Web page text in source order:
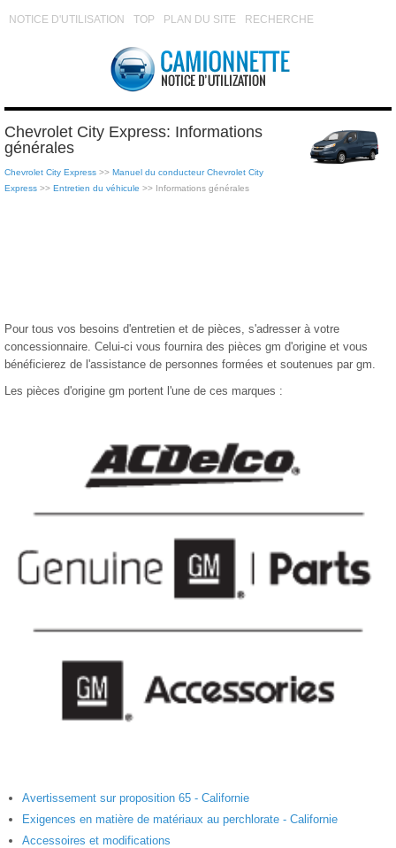
NOTICE D'UTILISATION TOP PLAN DU SITE RECHERCHE
Chevrolet City Express: Informations
générales
Chevrolet City Express >> Manuel du conducteur Chevrolet City
Express >> Entretien du véhicule >> Informations générales
Pour tous vos besoins d'entretien et de pièces, s'adresser à votre
concessionnaire. Celui-ci vous fournira des pièces gm d'origine et vous
bénéficierez de l'assistance de personnes formées et soutenues par gm.
Les pièces d'origine gm portent l'une de ces marques :
Avertissement sur proposition 65 - Californie
Exigences en matière de matériaux au perchlorate - Californie
Accessoires et modifications